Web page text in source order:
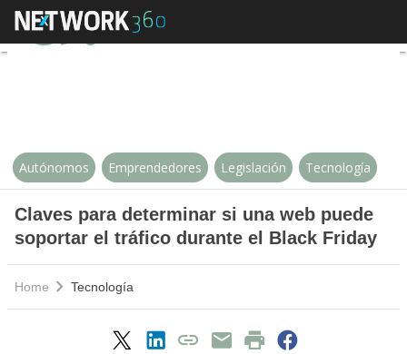
Claves para determinar si una
Autónomos Emprendedores Legislación Tecnología
Claves para determinar si una web puede
soportar el tráfico durante el Black Friday
Home Tecnología